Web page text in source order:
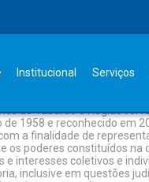
Institucional Serviços
de Tubarão e Região foi
de 1958 e reconhecido em
a finalidade de
os poderes constituídos na
e interesses coletivos e
inclusive em questões